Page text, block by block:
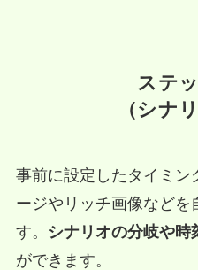
ステ
（シナ
事前に設定したタイミン
ージやリッチ画像などを
す。
シナリオの分岐や
ができます。